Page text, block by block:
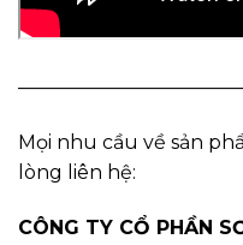
Mọi nhu cầu về sản
lòng liên hệ:
CÔNG TY CỔ PHẦN